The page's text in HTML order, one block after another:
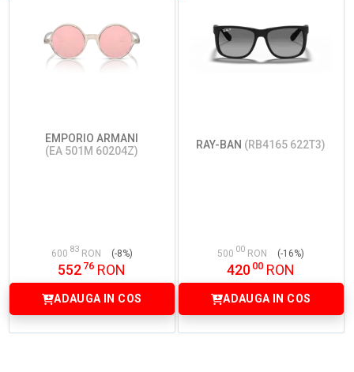
EMPORIO ARMANI
(EA 501M 60204Z)
600 83 RON (-8%)
552 76 RON
ADAUGA IN COS
RAY-BAN (RB4165 622T3)
500 00 RON (-16%)
420 00 RON
ADAUGA IN COS